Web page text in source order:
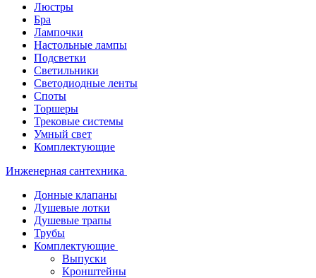
Люстры
Бра
Лампочки
Настольные лампы
Подсветки
Светильники
Светодиодные ленты
Споты
Торшеры
Трековые системы
Умный свет
Комплектующие
Инженерная сантехника
Донные клапаны
Душевые лотки
Душевые трапы
Трубы
Комплектующие
Выпуски
Кронштейны